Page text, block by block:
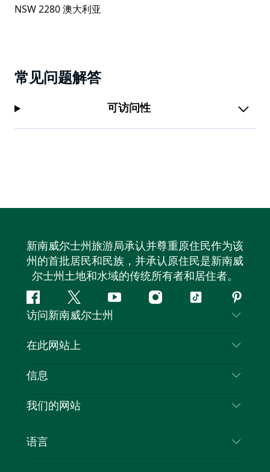
常见问题解答
可访问性
新南威尔士州旅游局承认并尊重原住民作为该
州的首批居民和民族，并承认原住民是新南威
尔士州土地和水域的传统所有者和居住者。
Facebook叽
叽
喳
YouTubeInstagram
抖
访问新南威尔士州
联系我们
隐私
Cookie 通知
在此网站上
目的地
新南威尔士州公路旅行
活动
信息
旅行信息
新南威尔士州的商业
我们的网站
语言